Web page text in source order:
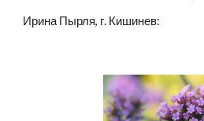
Ирина Пырля, г. Кишинев: